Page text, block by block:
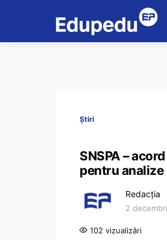
Știri
SNSPA –
pentru analize
Redacția
2
102 vizualizări